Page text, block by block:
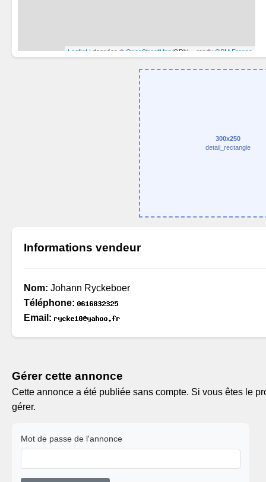
300x250
detail_rectangle
Informations vendeur
Nom: Johann Ryckeboer
Téléphone:
Email:
Gérer cette annonce
Cette annonce a été publiée sans compte. Si vous êtes le
gérer.
Mot de passe de l'annonce